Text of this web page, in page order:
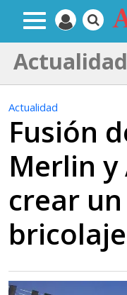
Actualidad
Actualidad
Fusión
Merlin y
crear
bricolaje